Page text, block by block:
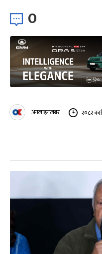
0
अनलाइनखबर २०८२